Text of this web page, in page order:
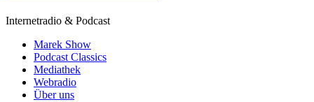
Internetradio & Podcast
Marek Show
Podcast Classics
Mediathek
Webradio
Über uns